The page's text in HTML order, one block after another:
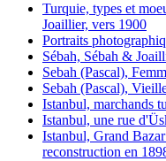
Turquie, types et
Joaillier, vers 1900
Portraits
Sébah, Sébah &
Sebah (Pascal),
Sebah (Pascal),
Istanbul, marchands
Istanbul, une rue
Istanbul, Grand
reconstruction en